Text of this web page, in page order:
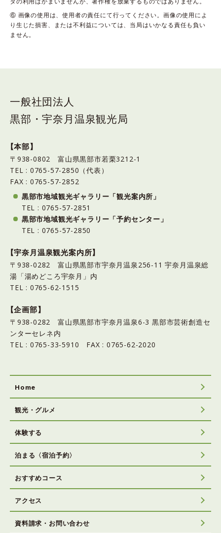
⑥ 画像の使用は、使用者の責任にて行ってください。画像の使用によ
り生じた損害、または不利益については、当局はいかなる責任も負い
ません。
一般社団法人
黒部・宇奈月温泉観光局
【本部】
〒938-0802 富山県黒部市若栗3212-1
TEL : 0765-57-2850（代表）
FAX : 0765-57-2852
黒部市地域観光ギャラリー「観光案内所」
TEL : 0765-57-2851
黒部市地域観光ギャラリー「予約センター」
TEL : 0765-57-2850
【宇奈月温泉観光案内所】
〒938-0282 富山県黒部市宇奈月温泉256-11 宇奈月温泉総
湯「湯めどころ宇奈月」内
TEL : 0765-62-1515
【企画部】
〒938-0282 富山県黒部市宇奈月温泉6-3 黒部市芸術創造セ
ンターセレネ内
TEL : 0765-33-5910 FAX : 0765-62-2020
Home
観光・グルメ
体験する
泊まる〈宿泊予約〉
おすすめコース
アクセス
資料請求・お問い合わせ